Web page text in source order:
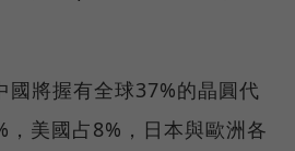
國將握有全球37%的晶圓代
美國占8%，日本與歐洲各